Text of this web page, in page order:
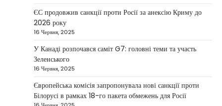
НОВИНИ
Конфлікт на Близькому Сході
паралізував туризм і
авіаперевезення
1 Березня, 2026
Загострення конфлікту на Близькому Сході
суттєво вплинуло на міжнародні подорожі та
туристичну індустрію. Після ударів…
ЄС продовжив санкції проти Росії за анексію Криму до
2026 року
16 Червня, 2025
У Канаді розпочався саміт G7: головні теми та участь
Зеленського
16 Червня, 2025
Європейська комісія запропонувала нові санкції проти
Білорусі в рамках 18-го пакета обмежень для Росії